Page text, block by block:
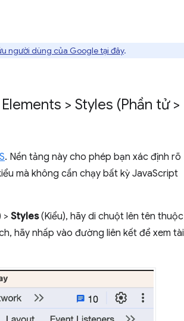
người dùng của Google tại đây.
> Styles (Phần tử >
. Nền tảng này cho phép bạn xác định rõ
mà không cần chạy bất kỳ JavaScript
> Styles(Kiểu), hãy di chuột lên tên thuộc
hãy nhấp vào đường liên kết để xem tài